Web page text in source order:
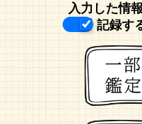
入力した情
記録す